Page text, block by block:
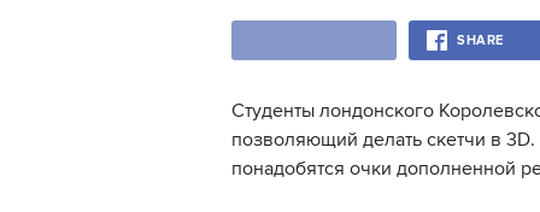
SHARE
Студенты лондонского
позволяющий делать скетчи в
понадобятся очки дополненной